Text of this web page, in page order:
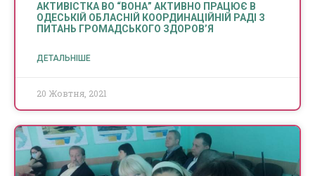
АКТИВІСТКА ВО “ВОНА” АКТИВНО ПРАЦЮЄ В
ОДЕСЬКІЙ ОБЛАСНІЙ КООРДИНАЦІЙНІЙ РАДІ З
ПИТАНЬ ГРОМАДСЬКОГО ЗДОРОВ’Я
ДЕТАЛЬНІШЕ
20 Жовтня, 2021